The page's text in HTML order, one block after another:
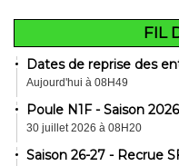
FIL
Dates de reprise des
Aujourd'hui à 08H49
Poule N1F - Saison
30 juillet 2026 à 08H20
Saison 26-27 - Recrue